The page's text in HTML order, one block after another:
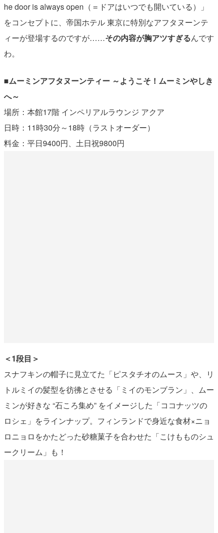
he door is always open（＝ドアはいつでも開いている）」
をコンセプトに、帝国ホテル 東京に特別なアフタヌーンテ
ィーが登場するのですが……その内容が胸アツすぎるんです
わ。
■ムーミンアフタヌーンティー ～ようこそ！ムーミンやしき
へ～
場所：本館17階 インペリアルラウンジ アクア
日時：11時30分～18時（ラストオーダー）
料金：平日9400円、土日祝9800円
＜1段目＞
スナフキンの帽子に見立てた「ピスタチオのムース」や、リ
トルミイの髪型を彷彿とさせる「ミイのモンブラン」、ムー
ミンが好きな “石ころ集め” をイメージした「ココナッツの
ロシェ」をラインナップ。フィンランドで身近な食材×ニョ
ロニョロをかたどった砂糖菓子を合わせた「こけもものシュ
ークリーム」も！